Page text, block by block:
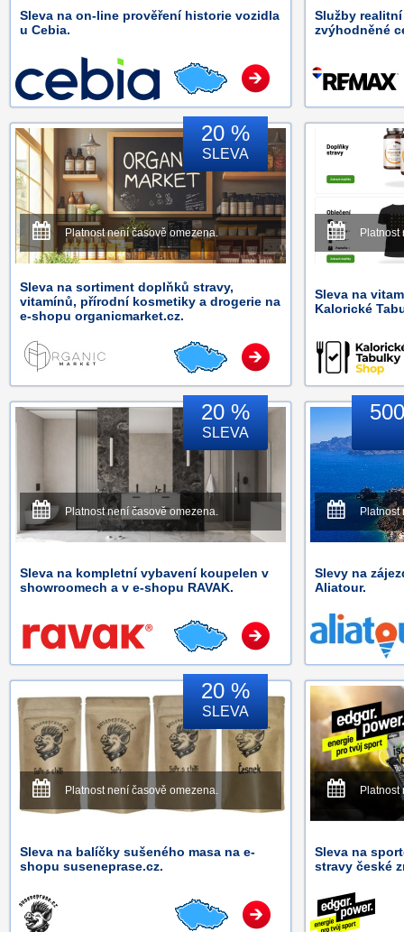
Sleva na on-line prověření historie vozidla
u Cebia.
Služby realitní
zvýhodněné
20 %
SLEVA
Platnost není časově omezena.
Sleva na sortiment doplňků stravy,
vitamínů, přírodní kosmetiky a drogerie na
e-shopu organicmarket.cz.
Platnost
Sleva na
Kalorické
20 %
SLEVA
Platnost není časově omezena.
Sleva na kompletní vybavení koupelen v
showroomech a v e-shopu RAVAK.
Platnost
Slevy na
Aliatour.
20 %
SLEVA
Platnost není časově omezena.
Sleva na balíčky sušeného masa na e-
shopu suseneprase.cz.
Platnost
Sleva na
stravy české